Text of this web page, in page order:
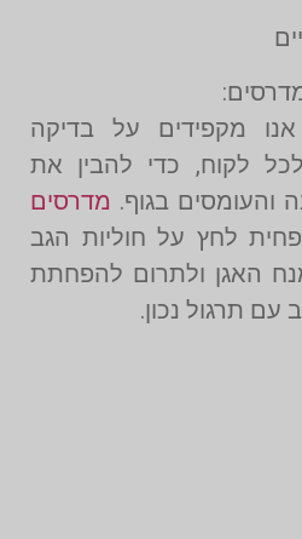
מקפידים על בדיקה
לקוח, כדי להבין את
והעומסים בגוף. מדרסים
לחץ על חוליות הגב
האגן ולתרום להפחתת
עם תרגול נכון.